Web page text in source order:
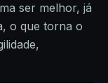
ser melhor, já
o que torna o